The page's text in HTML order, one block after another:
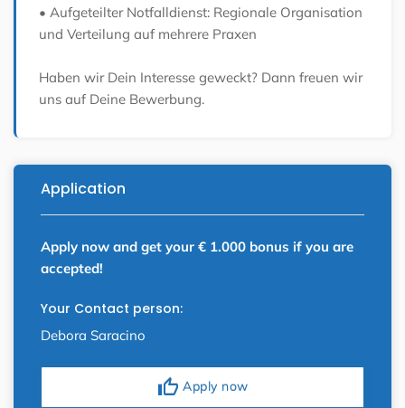
• Aufgeteilter Notfalldienst: Regionale Organisation
und Verteilung auf mehrere Praxen
Haben wir Dein Interesse geweckt? Dann freuen wir
uns auf Deine Bewerbung.
Application
Apply now and get your € 1.000 bonus if you are
accepted!
Your Contact person:
Debora Saracino
thumb_up Apply now